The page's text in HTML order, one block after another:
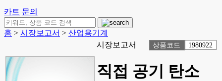
카트 문의
홈 > 시장보고서 > 산업용기계
시장보고서
상품코드 1980922
직접 공기 탄소